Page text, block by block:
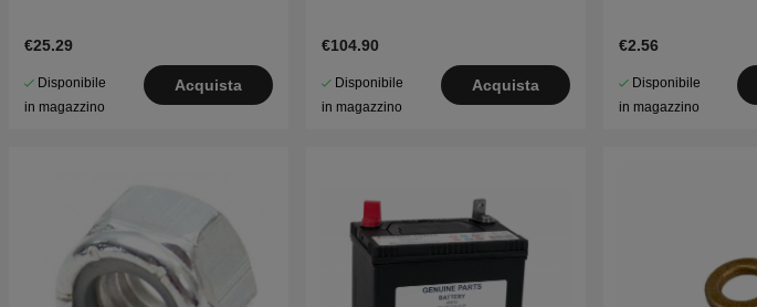
€25.29
Disponibile
in magazzino
Acquista
€104.90
Disponibile
in magazzino
Acquista
€2.56
Disponibile
in magazzino